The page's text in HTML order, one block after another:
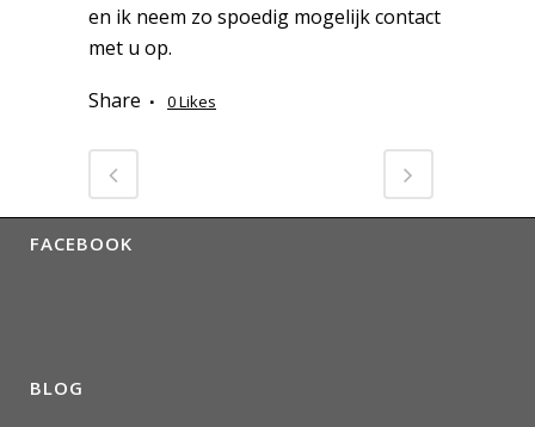
en ik neem zo spoedig mogelijk contact
met u op.
Share
0Likes
FACEBOOK
BLOG